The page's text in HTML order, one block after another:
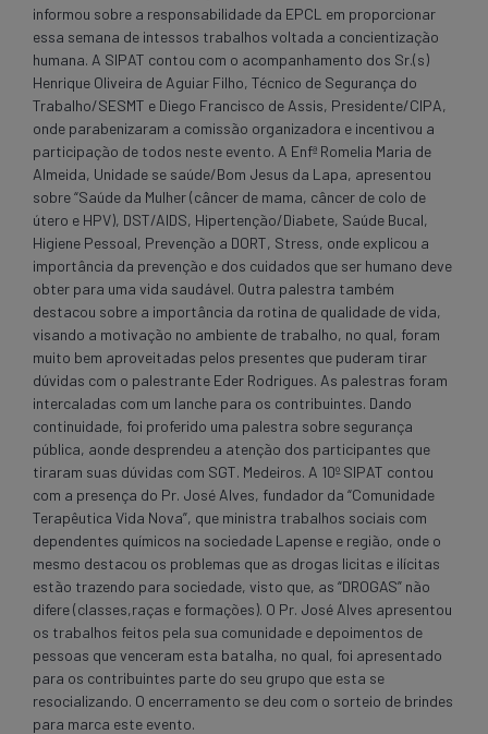
informou sobre a responsabilidade da EPCL em proporcionar
essa semana de intessos trabalhos voltada a concientização
humana. A SIPAT contou com o acompanhamento dos Sr.(s)
Henrique Oliveira de Aguiar Filho, Técnico de Segurança do
Trabalho/SESMT e Diego Francisco de Assis, Presidente/CIPA,
onde parabenizaram a comissão organizadora e incentivou a
participação de todos neste evento. A Enfª Romelia Maria de
Almeida, Unidade se saúde/Bom Jesus da Lapa, apresentou
sobre “Saúde da Mulher (câncer de mama, câncer de colo de
útero e HPV), DST/AIDS, Hipertenção/Diabete, Saúde Bucal,
Higiene Pessoal, Prevenção a DORT, Stress, onde explicou a
importância da prevenção e dos cuidados que ser humano deve
obter para uma vida saudável. Outra palestra também
destacou sobre a importância da rotina de qualidade de vida,
visando a motivação no ambiente de trabalho, no qual, foram
muito bem aproveitadas pelos presentes que puderam tirar
dúvidas com o palestrante Eder Rodrigues. As palestras foram
intercaladas com um lanche para os contribuintes. Dando
continuidade, foi proferido uma palestra sobre segurança
pública, aonde desprendeu a atenção dos participantes que
tiraram suas dúvidas com SGT. Medeiros. A 10º SIPAT contou
com a presença do Pr. José Alves, fundador da “Comunidade
Terapêutica Vida Nova”, que ministra trabalhos sociais com
dependentes químicos na sociedade Lapense e região, onde o
mesmo destacou os problemas que as drogas licitas e ilícitas
estão trazendo para sociedade, visto que, as “DROGAS” não
difere (classes,raças e formações). O Pr. José Alves apresentou
os trabalhos feitos pela sua comunidade e depoimentos de
pessoas que venceram esta batalha, no qual, foi apresentado
para os contribuintes parte do seu grupo que esta se
resocializando. O encerramento se deu com o sorteio de brindes
para marca este evento.